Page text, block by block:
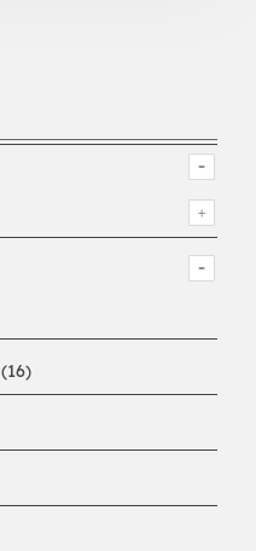
(16)